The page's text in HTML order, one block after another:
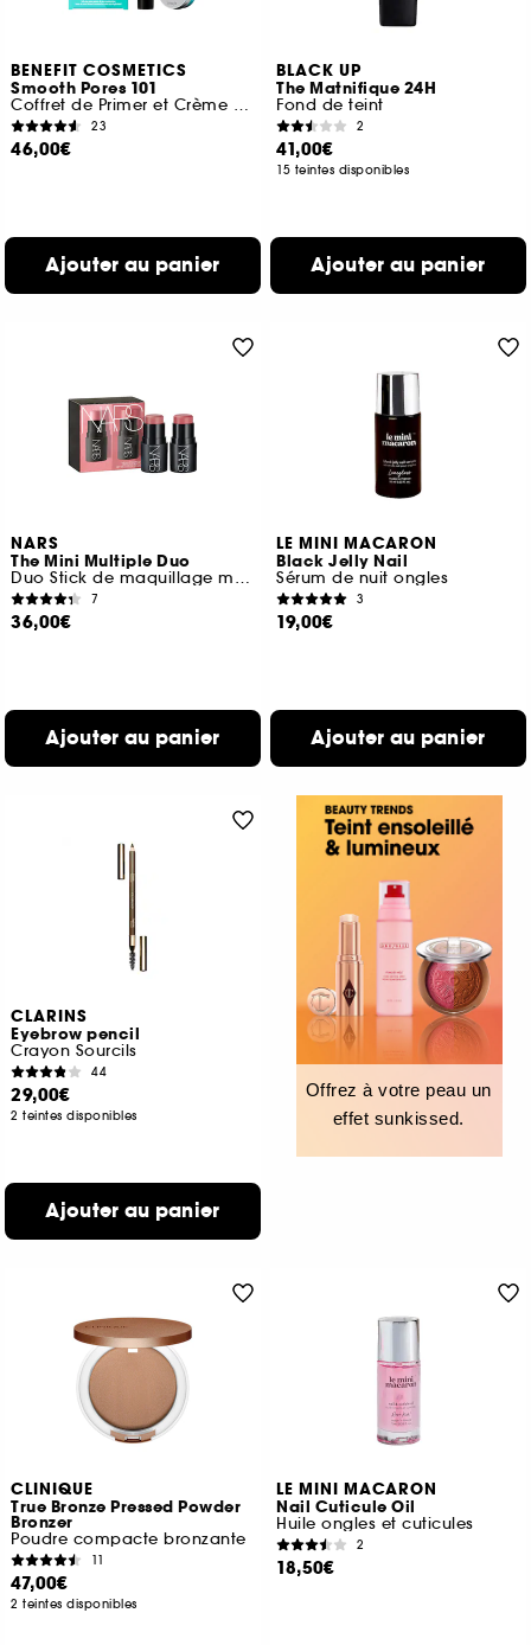
BENEFIT COSMETICS
Smooth Pores 101
Coffret de Primer et Crème hydratante visage
23
46,00€
Ajouter au panier
BLACK UP
The Matnifique 24H
Fond de teint
2
41,00€
15 teintes disponibles
Ajouter au panier
NARS
The Mini Multiple Duo
Duo Stick de maquillage multi-usage
7
36,00€
Ajouter au panier
LE MINI MACARON
Black Jelly Nail
Sérum de nuit ongles
3
19,00€
Ajouter au panier
CLARINS
Eyebrow pencil
Crayon Sourcils
44
29,00€
2 teintes disponibles
Ajouter au panier
Offrez à votre peau un
effet sunkissed.
CLINIQUE
True Bronze Pressed Powder
Bronzer
Poudre compacte bronzante
11
47,00€
2 teintes disponibles
LE MINI MACARON
Nail Cuticule Oil
Huile ongles et cuticules
2
18,50€